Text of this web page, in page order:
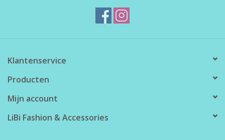
Klantenservice
Producten
Mijn account
LiBi Fashion & Accessories